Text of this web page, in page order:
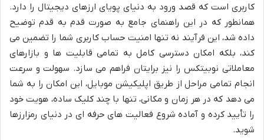
کاربری است که قصد ورود به دنیای پویای ارزهای دیجیتال را دارد.
همانطور که در این راهنمای جامع به صورت قدم به قدم توضیح
داده شد، این فرآیند نه تنها امنیت حساب کاربری شما را تضمین می
کند، بلکه امکان دسترسی کامل به تمامی قابلیت ها و بازارهای
معاملاتی نوبیتکس را نیز برایتان فراهم می سازد. سهولت و سرعت
انجام تمامی مراحل از طریق اپلیکیشن موبایل، این امکان را به شما
می دهد که در هر زمان و مکانی، تنها با چند کلیک ساده، هویت خود
را تأیید کرده و آماده شروع فعالیت های حرفه ای در دنیای رمزارزها
شوید.